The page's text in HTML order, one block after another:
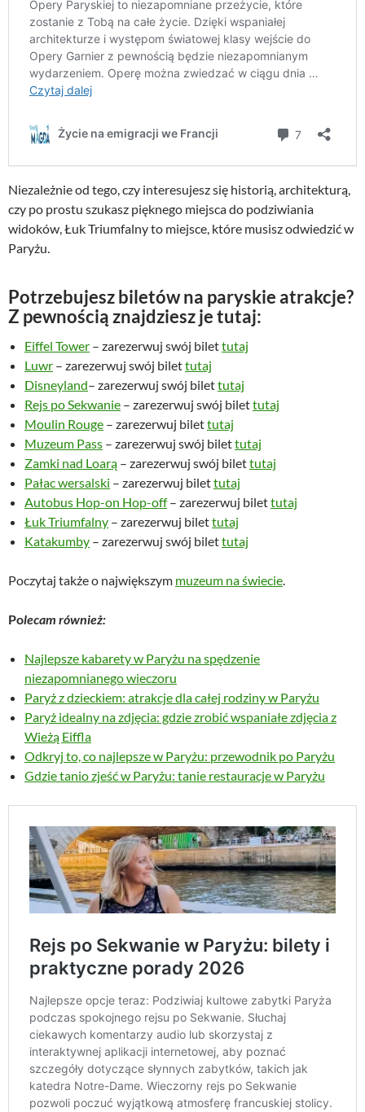
Niezależnie od tego, czy interesujesz się historią, architekturą,
czy po prostu szukasz pięknego miejsca do podziwiania
widoków, Łuk Triumfalny to miejsce, które musisz odwiedzić w
Paryżu.
Potrzebujesz biletów na paryskie atrakcje?
Z pewnością znajdziesz je tutaj:
Eiffel Tower – zarezerwuj swój bilettutaj
Luwr – zarezerwuj swój bilettutaj
Disneyland– zarezerwuj swój bilettutaj
Rejs po Sekwanie – zarezerwuj swój bilettutaj
Moulin Rouge – zarezerwuj bilettutaj
Muzeum Pass – zarezerwuj swój bilettutaj
Zamki nad Loarą – zarezerwuj swój bilettutaj
Pałac wersalski – zarezerwuj bilettutaj
Autobus Hop-on Hop-off– zarezerwuj bilettutaj
Łuk Triumfalny – zarezerwuj bilettutaj
Katakumby – zarezerwuj swój bilettutaj
Poczytaj także o największym muzeum na świecie.
Polecam również:
Najlepsze kabarety w Paryżu na spędzenie
niezapomnianego wieczoru
Paryż z dzieckiem: atrakcje dla całej rodziny w Paryżu
Paryż idealny na zdjęcia: gdzie zrobić wspaniałe zdjęcia z
Wieżą Eiffla
Odkryj to, co najlepsze w Paryżu: przewodnik po Paryżu
Gdzie tanio zjeść w Paryżu: tanie restauracje w Paryżu